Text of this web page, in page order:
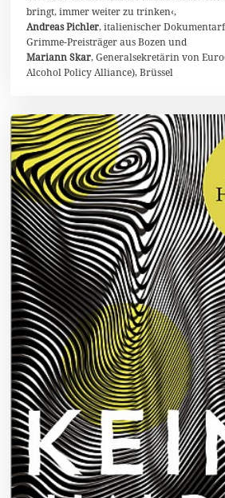
bringt, immer weiter zu trinken‹,
Andreas Pichler, italienischer
Grimme-Preisträger aus Bozen und
Mariann Skar, Generalsekretärin von
Alcohol Policy Alliance), Brüssel